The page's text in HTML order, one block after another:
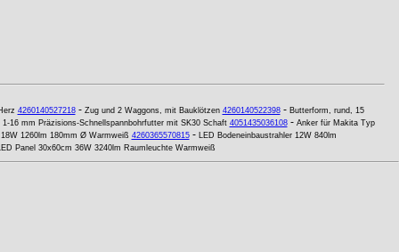
4260140527218- Zug und 2 Waggons, mit Bauklötzen 4260140522398- Butterform, rund, 15
1-16 mm Präzisions-Schnellspannbohrfutter mit SK30 Schaft 4051435036108- Anker für Makita Typ
1260lm 180mm Ø Warmweiß 4260365570815- LED Bodeneinbaustrahler 12W 840lm
Panel 30x60cm 36W 3240lm Raumleuchte Warmweiß